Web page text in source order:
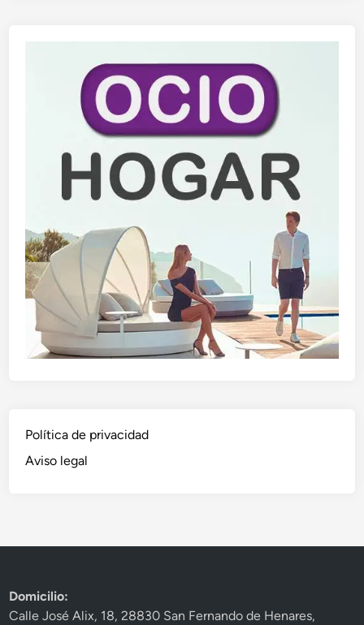
Política de privacidad
Aviso legal
Domicilio:
Calle José Alix, 18, 28830 San Fernando de Henares,